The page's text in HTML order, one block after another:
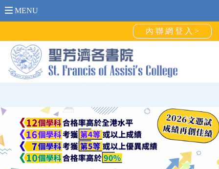
MENU
內 聯 網 登 入 >